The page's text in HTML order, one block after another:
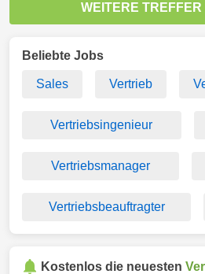
WEITERE TREFFER
Beliebte Jobs
Sales Vertrieb
Vertriebsingenieur
Vertriebsmanager
Vertriebsbeauftragter
Kostenlos die neuesten